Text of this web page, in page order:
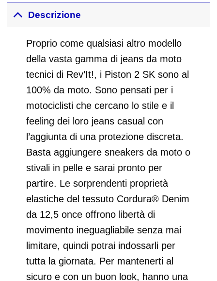
Descrizione
Proprio come qualsiasi altro modello
della vasta gamma di jeans da moto
tecnici di Rev’It!, i Piston 2 SK sono al
100% da moto. Sono pensati per i
motociclisti che cercano lo stile e il
feeling dei loro jeans casual con
l’aggiunta di una protezione discreta.
Basta aggiungere sneakers da moto o
stivali in pelle e sarai pronto per
partire. Le sorprendenti proprietà
elastiche del tessuto Cordura® Denim
da 12,5 once offrono libertà di
movimento ineguagliabile senza mai
limitare, quindi potrai indossarli per
tutta la giornata. Per mantenerti al
sicuro e con un buon look, hanno una